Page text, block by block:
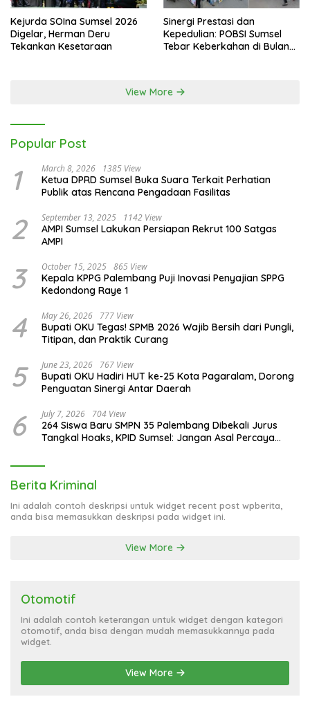
Kejurda SOIna Sumsel 2026
Digelar, Herman Deru
Tekankan Kesetaraan
Sinergi Prestasi dan
Kepedulian: POBSI Sumsel
Tebar Keberkahan di Bulan
View More
Popular Post
1 March 8, 2026 1385 View
Ketua DPRD Sumsel Buka Suara Terkait Perhatian
Publik atas Rencana Pengadaan Fasilitas
2 September 13, 2025 1142 View
AMPI Sumsel Lakukan Persiapan Rekrut 100 Satgas
AMPI
3 October 15, 2025 865 View
Kepala KPPG Palembang Puji Inovasi Penyajian SPPG
Kedondong Raye 1
4 May 26, 2026 777 View
Bupati OKU Tegas! SPMB 2026 Wajib Bersih dari Pungli,
Titipan, dan Praktik Curang
5 June 23, 2026 767 View
Bupati OKU Hadiri HUT ke-25 Kota Pagaralam, Dorong
Penguatan Sinergi Antar Daerah
6 July 7, 2026 704 View
264 Siswa Baru SMPN 35 Palembang Dibekali Jurus
Tangkal Hoaks, KPID Sumsel: Jangan Asal Percaya
Berita Kriminal
Ini adalah contoh deskripsi untuk widget recent post wpberita,
anda bisa memasukkan deskripsi pada widget ini.
View More
Otomotif
Ini adalah contoh keterangan untuk widget dengan kategori
otomotif, anda bisa dengan mudah memasukkannya pada
widget.
View More